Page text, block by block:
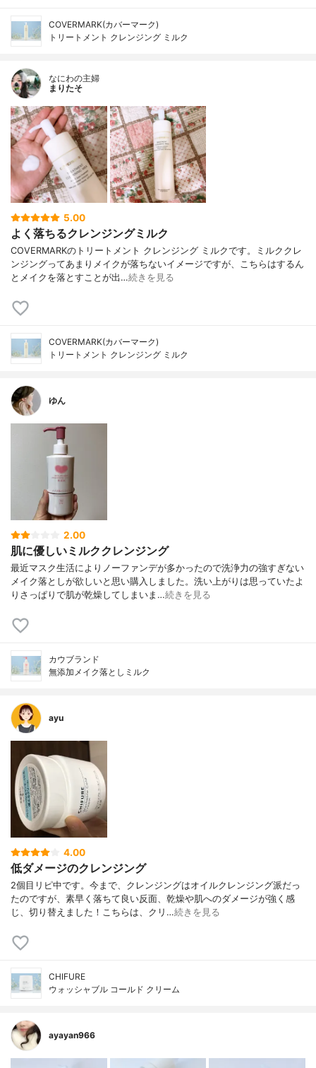
COVERMARK(カバーマーク)
トリートメント クレンジング ミルク
なにわの主婦
まりたそ
5.00
よく落ちるクレンジングミルク
COVERMARKのトリートメント クレンジング ミルクです。ミルククレ
ンジングってあまりメイクが落ちないイメージですが、こちらはするん
とメイクを落とすことが出…続きを見る
COVERMARK(カバーマーク)
トリートメント クレンジング ミルク
ゆん
2.00
肌に優しいミルククレンジング
最近マスク生活によりノーファンデが多かったので洗浄力の強すぎない
メイク落としが欲しいと思い購入しました。洗い上がりは思っていたよ
りさっぱりで肌が乾燥してしまいま…続きを見る
カウブランド
無添加メイク落としミルク
ayu
4.00
低ダメージのクレンジング
2個目リピ中です。今まで、クレンジングはオイルクレンジング派だっ
たのですが、素早く落ちて良い反面、乾燥や肌へのダメージが強く感
じ、切り替えました！こちらは、クリ…続きを見る
CHIFURE
ウォッシャブル コールド クリーム
ayayan966